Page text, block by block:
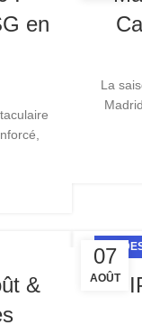
en
La
&
07
AOÛT